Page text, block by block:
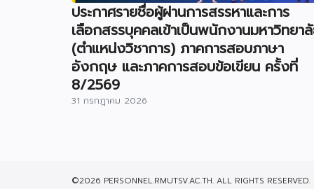
ประกาศรายชื่อผู้ผ่านการสรรหาและการ
เลือกสรรบุคคลเข้าเป็นพนักงานมหาวิทยา
(ตำแหน่งวิชาการ) ภาคการสอบภาษา
อังกฤษ และภาคการสอบข้อเขียน ครั้งที่
8/2569
31 กรกฎาคม 2026
©2026 PERSONNEL.RMUTSV.AC.TH. ALL RIGHTS RESERVED.